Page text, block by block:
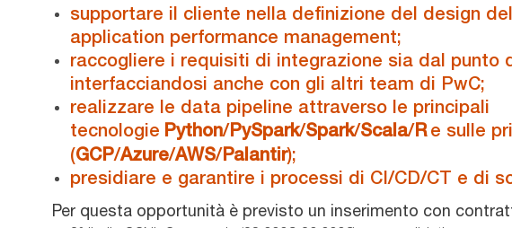
supportare il cliente nella definizione del design
application performance management;
raccogliere i requisiti di integrazione sia dal punto
interfacciandosi anche con gli altri team di PwC;
realizzare le data pipeline attraverso le principali
tecnologie Python/PySpark/Spark/Scala/R e sulle
(GCP/Azure/AWS/Palantir);
presidiare e garantire i processi di CI/CD/CT e di
Per questa opportunità è previsto un inserimento con